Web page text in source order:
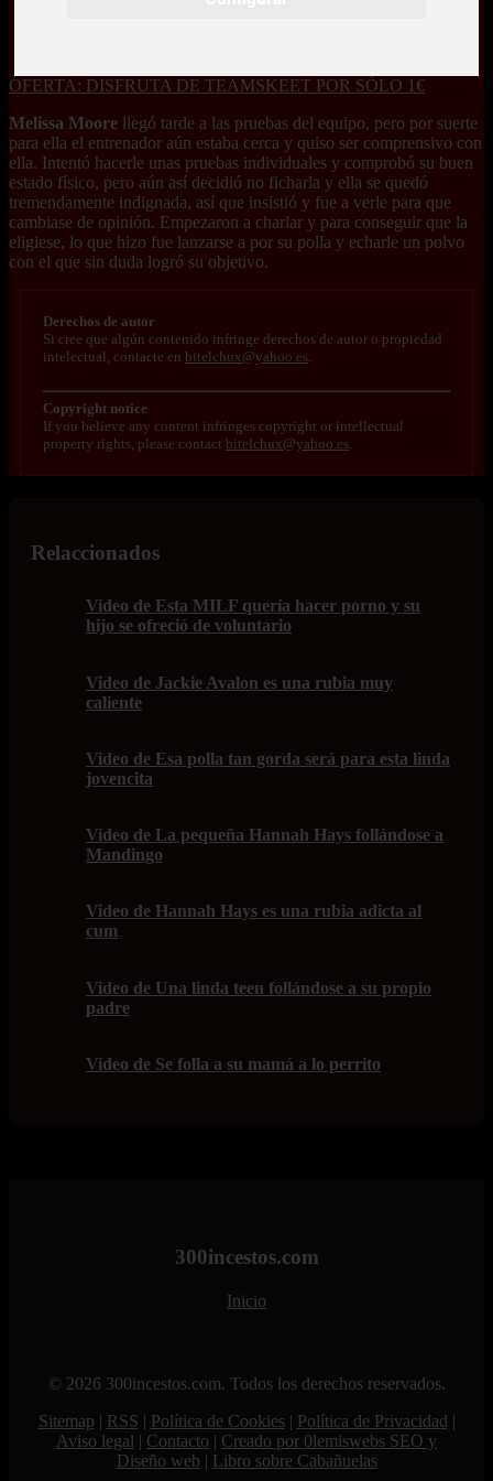
OFERTA: DISFRUTA DE TEAMSKEET POR SÓLO 1€
Melissa Moore llegó tarde a las pruebas del equipo, pero por suerte
para ella el entrenador aún estaba cerca y quiso ser comprensivo con
ella. Intentó hacerle unas pruebas individuales y comprobó su buen
estado físico, pero aún así decidió no ficharla y ella se quedó
tremendamente indignada, así que insistió y fue a verle para que
cambiase de opinión. Empezaron a charlar y para conseguir que la
eligiese, lo que hizo fue lanzarse a por su polla y echarle un polvo
con el que sin duda logró su objetivo.
Derechos de autor
Si cree que algún contenido infringe derechos de autor o propiedad
intelectual, contacte en bitelchux@yahoo.es
Copyright notice
If you believe any content infringes copyright or intellectual
property rights, please contact bitelchux@yahoo.es
Relaccionados
Video de Esta MILF quería hacer porno y su
hijo se ofreció de voluntario
Video de Jackie Avalon es una rubia muy
caliente
Video de Esa polla tan gorda será para esta linda
jovencita
Video de La pequeña Hannah Hays follándose a
Mandingo
Video de Hannah Hays es una rubia adicta al
cum
Video de Una linda teen follándose a su propio
padre
Video de Se folla a su mamá a lo perrito
300incestos.com
Inicio
© 2026 300incestos.com. Todos los derechos reservados.
Sitemap | RSS | Política de Cookies| Política de Privacidad |
Aviso legal | Contacto | Creado por 0lemiswebs SEO y
Diseño web | Libro sobre Cabañuelas